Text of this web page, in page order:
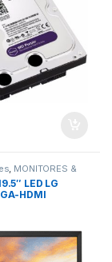
, MONITORES &
,Monitor 19.5”
LED LG
HDMI